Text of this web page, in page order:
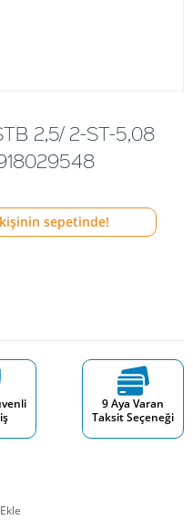
2,5/ 2-ST-5,08
kişinin sepetinde!
9 Aya Varan
Taksit Seçeneği